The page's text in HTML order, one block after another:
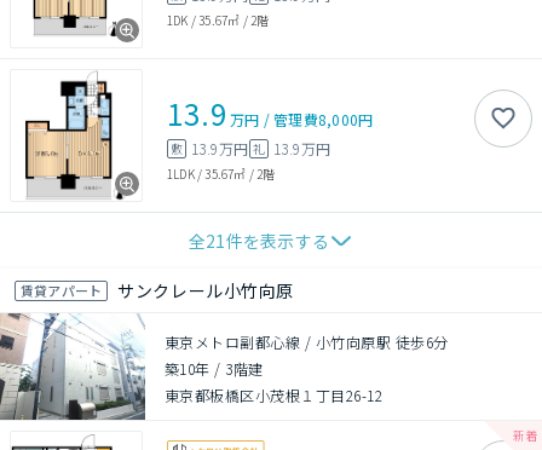
1DK /35.67㎡ / 2階
13.9 万円 /管理費8,000円
敷 13.9万円 礼 13.9万円
1LDK/35.67㎡ / 2階
全21件を表示する
賃貸アパート サンクレール小竹向原
東京メトロ副都心線 / 小竹向原駅 徒歩6分
築10年 / 3階建
東京都板橋区小茂根１丁目26-12